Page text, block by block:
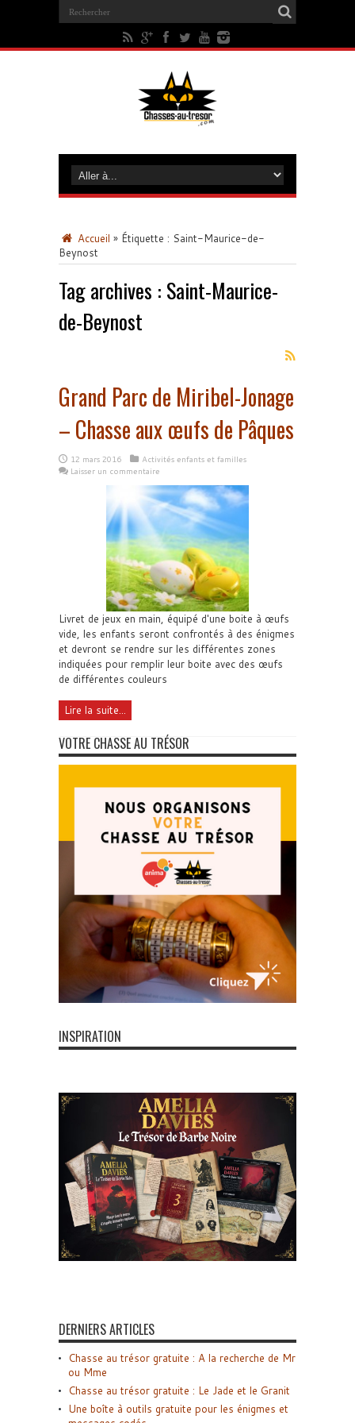
Accueil » Étiquette : Saint-Maurice-de-
Beynost
Tag archives : Saint-Maurice-
de-Beynost
Grand Parc de Miribel-Jonage
– Chasse aux œufs de Pâques
12 mars 2016
Activités enfants et familles
Laisser un commentaire
Livret de jeux en main, équipé d'une boite à œufs
vide, les enfants seront confrontés à des énigmes
et devront se rendre sur les différentes zones
indiquées pour remplir leur boite avec des œufs
de différentes couleurs
Lire la suite...
VOTRE CHASSE AU TRÉSOR
INSPIRATION
DERNIERS ARTICLES
Chasse au trésor gratuite : A la recherche de Mr
ou Mme
Chasse au trésor gratuite : Le Jade et le Granit
Une boîte à outils gratuite pour les énigmes et